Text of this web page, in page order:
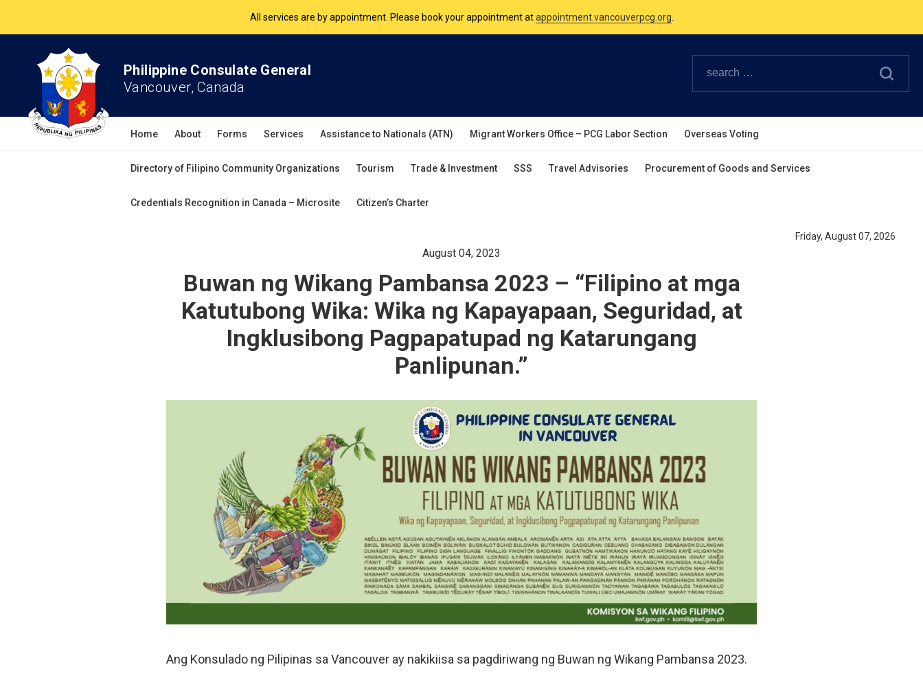
All services are by appointment. Please book your appointment at
Philippine Consulate General
Vancouver, Canada
Home About Forms Services Assistance to Nationals (ATN) Migrant Workers Office – PCG Labor Section Overseas Voting
Directory of Filipino Community Organizations Tourism Trade & Investment SSS Travel Advisories Procurement of Goods and Services
Credentials Recognition in Canada – Microsite Citizen’s Charter
Friday, August 07, 2026
August 04, 2023
Buwan ng Wikang Pambansa 2023 – “Filipino at mga
Katutubong Wika: Wika ng Kapayapaan, Seguridad, at
Ingklusibong Pagpapatupad ng Katarungang
Panlipunan.”
Ang Konsulado ng Pilipinas sa Vancouver ay nakikiisa sa pagdiriwang ng Buwan ng Wikang Pambansa 2023.